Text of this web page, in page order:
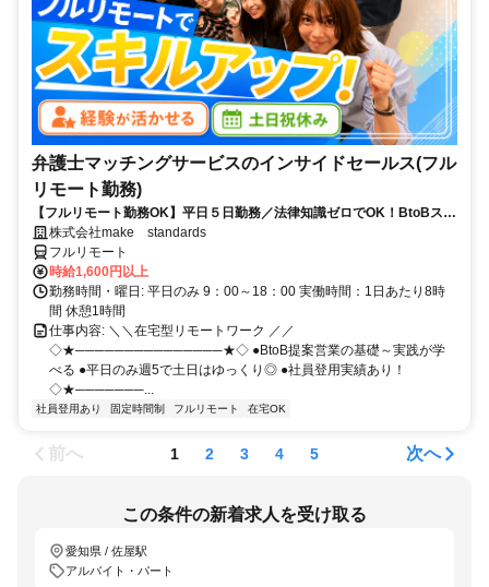
弁護士マッチングサービスのインサイドセールス(フル
リモート勤務)
【フルリモート勤務OK】平日５日勤務／法律知識ゼロでOK！BtoBスキ
ルが身につく営業職
株式会社make standards
フルリモート
時給1,600円以上
勤務時間・曜日: 平日のみ 9：00～18：00 実働時間：1日あたり8時
間 休憩1時間
仕事内容: ＼＼在宅型リモートワーク ／／
◇★───────────────★◇ ●BtoB提案営業の基礎～実践が学
べる ●平日のみ週5で土日はゆっくり◎ ●社員登用実績あり！
◇★───────...
社員登用あり 固定時間制 フルリモート 在宅OK
前へ 1 2 3 4 5 次へ
この条件の新着求人を受け取る
愛知県 / 佐屋駅
アルバイト・パート